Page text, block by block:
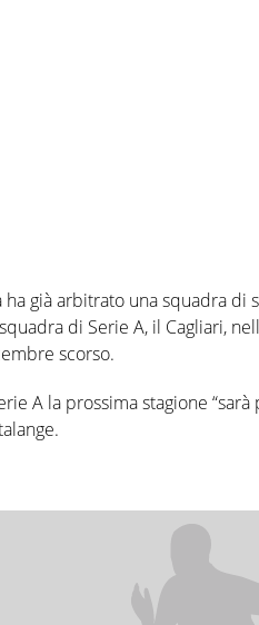
ha già arbitrato una squadra
di Serie A, il Cagliari,
scorso.
A la prossima stagione